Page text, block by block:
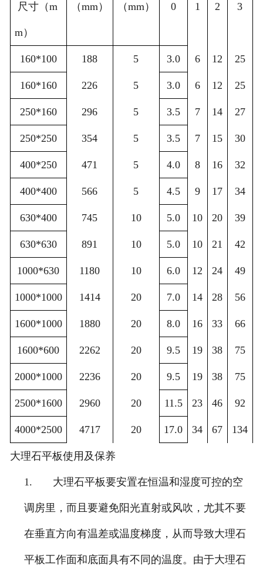
尺寸（m
m）
（mm） （mm） 0 1 2 3
160*100 188 5 3.0 6 12 25
160*160 226 5 3.0 6 12 25
250*160 296 5 3.5 7 14 27
250*250 354 5 3.5 7 15 30
400*250 471 5 4.0 8 16 32
400*400 566 5 4.5 9 17 34
630*400 745 10 5.0 10 20 39
630*630 891 10 5.0 10 21 42
1000*630 1180 10 6.0 12 24 49
1000*1000 1414 20 7.0 14 28 56
1600*1000 1880 20 8.0 16 33 66
1600*600 2262 20 9.5 19 38 75
2000*1000 2236 20 9.5 19 38 75
2500*1600 2960 20 11.5 23 46 92
4000*2500 4717 20 17.0 34 67 134
大理石平板使用及保养
1. 大理石平板要安置在恒温和湿度可控的空
调房里，而且要避免阳光直射或风吹，尤其不要
在垂直方向有温差或温度梯度，从而导致大理石
平板工作面和底面具有不同的温度。由于大理石